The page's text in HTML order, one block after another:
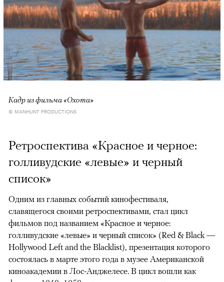
Кадр из фильма «Охота»
© MANHUNT PRODUCTIONS
Ретроспектива «Красное и черное:
голливудские «левые» и черный
список»
Одним из главных событий кинофестиваля,
славящегося своими ретроспективами, стал цикл
фильмов под названием «Красное и черное:
голливудские «левые» и черный список» (Red & Black —
Hollywood Left and the Blacklist), презентация которого
состоялась в марте этого года в музее Американской
киноакадемии в Лос-Анджелесе. В цикл вошли как